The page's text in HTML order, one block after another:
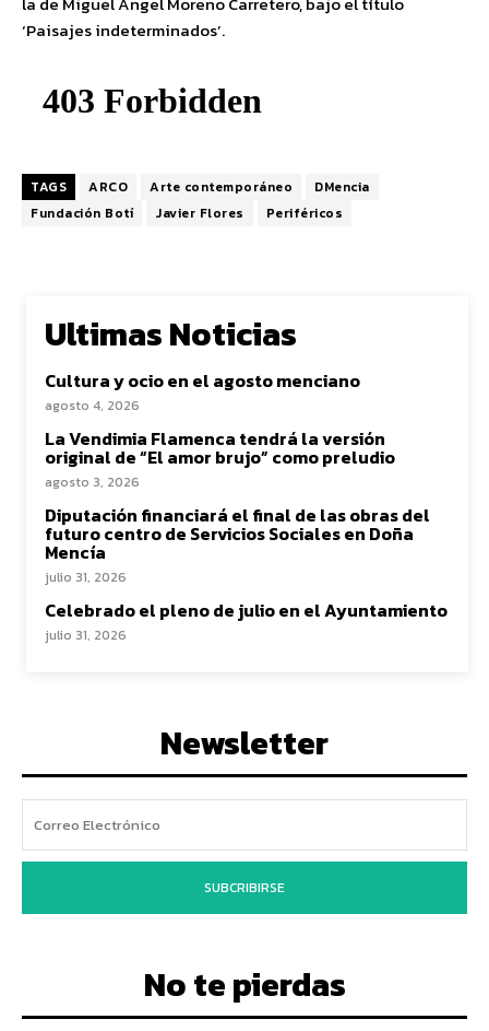
‘Paisajes indeterminados’.
TAGS ARCO Arte contemporáneo
DMencia
Fundación Botí
Javier Flores Periféricos
Ultimas Noticias
Cultura y ocio en el agosto menciano
agosto 4, 2026
La Vendimia Flamenca tendrá la versión
original de “El amor brujo” como preludio
agosto 3, 2026
Diputación financiará el final de las obras del
futuro centro de Servicios Sociales en Doña
Mencía
julio 31, 2026
Celebrado el pleno de julio en el Ayuntamiento
julio 31, 2026
Newsletter
SUBCRIBIRSE
No te pierdas